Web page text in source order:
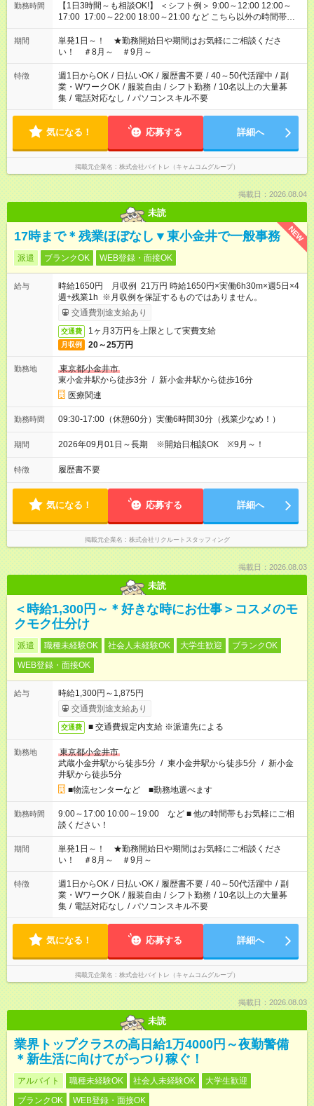
勤務時間
【1日3時間～も相談OK!】 ＜シフト例＞ 9:00～12:00 12:00～
17:00 17:00～22:00 18:00～21:00 など こちら以外の時間帯も
お気軽にご相談ください！
期間
単発1日～！ ★勤務開始日や期間はお気軽にご相談くださ
い！ ＃8月～ ＃9月～
特徴 週1日からOK / 日払いOK / 履歴書不要 / 40～50代活躍中 / 副
業・WワークOK / 服装自由 / シフト勤務 / 10名以上の大量募
集 / 電話対応なし / パソコンスキル不要
気になる！ 応募する 詳細へ
掲載元企業名 株式会社バイトレ（キャムコムグループ）
掲載日：2026.08.04
未読
NEW
17時まで＊残業ほぼなし▼東小金井で一般事務
派遣 ブランクOK WEB登録・面接OK
給与
時給1650円 月収例 21万円 時給1650円×実働6h30m×週5日×4
週+残業1h ※月収例を保証するものではありません。
交通費別途支給あり
交通費 1ヶ月3万円を上限として実費支給
月収例 20～25万円
勤務地
東京都小金井市
東小金井駅から徒歩3分 / 新小金井駅から徒歩16分
医療関連
勤務時間 09:30-17:00（休憩60分）実働6時間30分（残業少なめ！）
期間 2026年09月01日～長期 ※開始日相談OK ※9月～！
特徴 履歴書不要
気になる！ 応募する 詳細へ
掲載元企業名 株式会社リクルートスタッフィング
掲載日：2026.08.03
未読
＜時給1,300円～＊好きな時にお仕事＞コスメのモ
クモク仕分け
派遣 職種未経験OK 社会人未経験OK 大学生歓迎
ブランクOK
WEB登録・面接OK
給与
時給1,300円～1,875円
交通費別途支給あり
交通費 ■ 交通費規定内支給 ※派遣先による
勤務地
東京都小金井市
武蔵小金井駅から徒歩5分 / 東小金井駅から徒歩5分 / 新小金
井駅から徒歩5分
■物流センターなど ■勤務地選べます
勤務時間
9:00～17:00 10:00～19:00 など ■ 他の時間帯もお気軽にご相
談ください！
期間
単発1日～！ ★勤務開始日や期間はお気軽にご相談くださ
い！ ＃8月～ ＃9月～
特徴 週1日からOK / 日払いOK / 履歴書不要 / 40～50代活躍中 / 副
業・WワークOK / 服装自由 / シフト勤務 / 10名以上の大量募
集 / 電話対応なし / パソコンスキル不要
気になる！ 応募する 詳細へ
掲載元企業名 株式会社バイトレ（キャムコムグループ）
掲載日：2026.08.03
未読
業界トップクラスの高日給1万4000円～夜勤警備
＊新生活に向けてがっつり稼ぐ！
アルバイト 職種未経験OK 社会人未経験OK
大学生歓迎
ブランクOK
WEB登録・面接OK